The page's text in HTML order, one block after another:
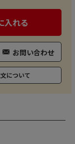
入れる
お問い合わせ
について